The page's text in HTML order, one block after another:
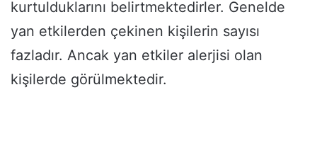
kurtulduklarını belirtmektedirler. Genelde
yan etkilerden çekinen kişilerin sayısı
fazladır. Ancak yan etkiler alerjisi olan
kişilerde görülmektedir.